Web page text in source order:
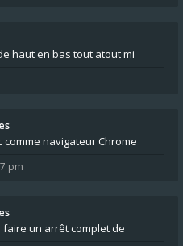
haut en bas tout atout mi
comme navigateur Chrome
pm
un arrêt complet de